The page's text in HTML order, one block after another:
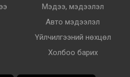
Мэдээ, мэдээлэл
Авто мэдээлэл
Үйлчилгээний нөхцөл
Холбоо барих